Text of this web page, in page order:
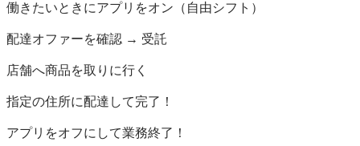
働きたいときにアプリをオン（自由シフト）
配達オファーを確認 → 受託
店舗へ商品を取りに行く
指定の住所に配達して完了！
アプリをオフにして業務終了！